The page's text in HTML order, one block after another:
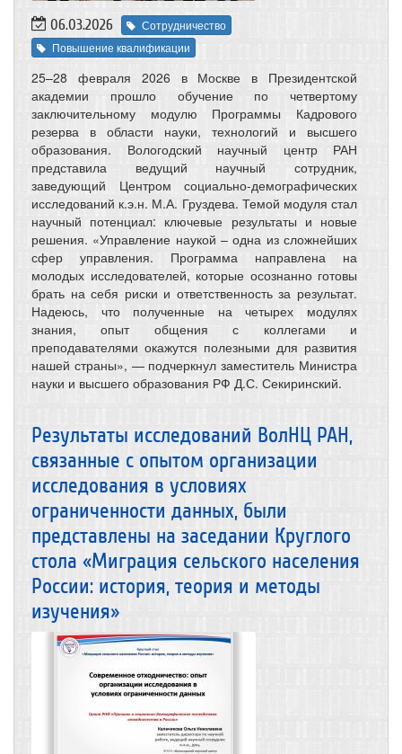
06.03.2026
Сотрудничество
Повышение квалификации
25–28 февраля 2026 в Москве в Президентской
академии прошло обучение по четвертому
заключительному модулю Программы Кадрового
резерва в области науки, технологий и высшего
образования. Вологодский научный центр РАН
представила ведущий научный сотрудник,
заведующий Центром социально-демографических
исследований к.э.н. М.А. Груздева. Темой модуля стал
научный потенциал: ключевые результаты и новые
решения. «Управление наукой – одна из сложнейших
сфер управления. Программа направлена на
молодых исследователей, которые осознанно готовы
брать на себя риски и ответственность за результат.
Надеюсь, что полученные на четырех модулях
знания, опыт общения с коллегами и
преподавателями окажутся полезными для развития
нашей страны», — подчеркнул заместитель Министра
науки и высшего образования РФ Д.С. Секиринский.
Результаты исследований ВолНЦ РАН,
связанные с опытом организации
исследования в условиях
ограниченности данных, были
представлены на заседании Круглого
стола «Миграция сельского населения
России: история, теория и методы
изучения»